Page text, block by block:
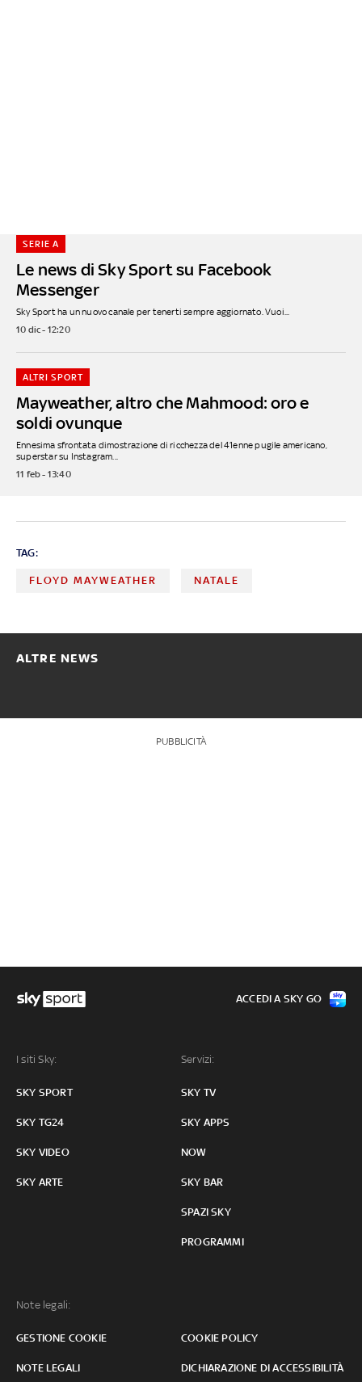
Le news di Sky Sport su Facebook
Messenger
SERIE A
Sky Sport ha un nuovo canale per tenerti sempre aggiornato. Vuoi...
10 dic - 12:20
Mayweather, altro che Mahmood: oro e
soldi ovunque
ALTRI SPORT
Ennesima sfrontata dimostrazione di ricchezza del 41enne pugile americano,
superstar su Instagram...
11 feb - 13:40
TAG:
FLOYD MAYWEATHER NATALE
ALTRE NEWS
PUBBLICITÀ
I siti Sky:
SKY SPORT
SKY TG24
SKY VIDEO
SKY ARTE
Servizi:
SKY TV
SKY APPS
NOW
SKY BAR
SPAZI SKY
PROGRAMMI
Note legali:
GESTIONE COOKIE COOKIE POLICY
NOTE LEGALI DICHIARAZIONE DI ACCESSIBILITÀ
ACCEDI A SKY GO